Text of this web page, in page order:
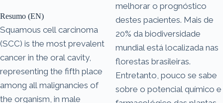
Resumo (EN)
Squamous cell carcinoma
(SCC) is the most prevalent
cancer in the oral cavity,
representing the fifth place
among all malignancies of
the organism, in male
melhorar o prognóstico
destes pacientes. Mais de
20% da biodiversidade
mundial está localizada nas
florestas brasileiras.
Entretanto, pouco se sabe
sobre o potencial químico e